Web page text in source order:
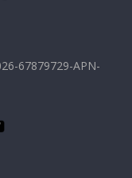
67879729-APN-